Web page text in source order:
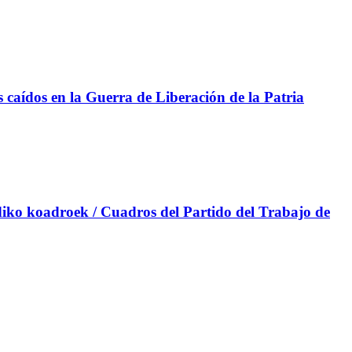
en la Guerra de Liberación de la Patria
koadroek / Cuadros del Partido del Trabajo de